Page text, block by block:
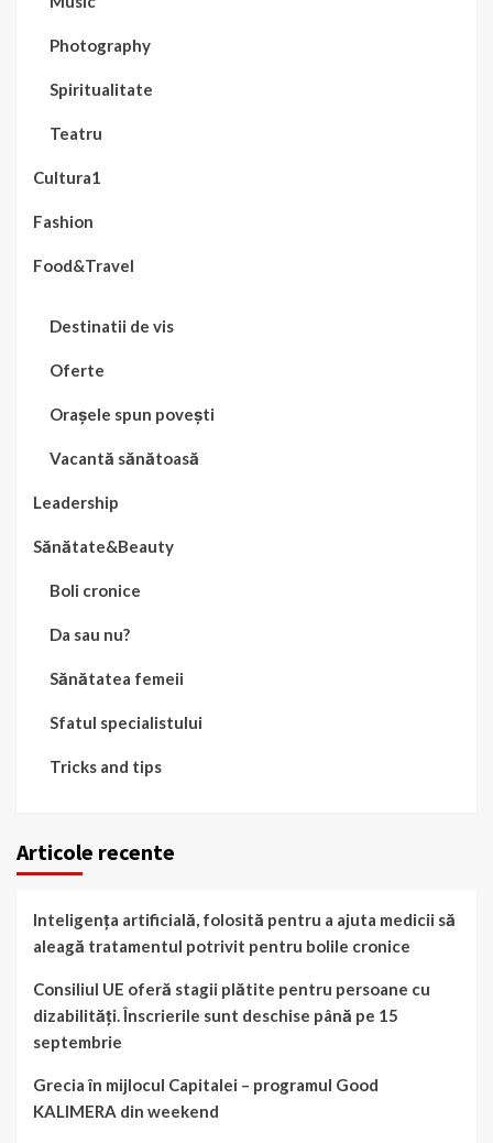
Photography
Spiritualitate
Teatru
Cultura1
Fashion
Food&Travel
Destinatii de vis
Oferte
Orașele spun povești
Vacantă sănătoasă
Leadership
Sănătate&Beauty
Boli cronice
Da sau nu?
Sănătatea femeii
Sfatul specialistului
Tricks and tips
Articole recente
Inteligența artificială, folosită pentru a ajuta medicii să
aleagă tratamentul potrivit pentru bolile cronice
Consiliul UE oferă stagii plătite pentru persoane cu
dizabilități. Înscrierile sunt deschise până pe 15
septembrie
Grecia în mijlocul Capitalei – programul Good
KALIMERA din weekend